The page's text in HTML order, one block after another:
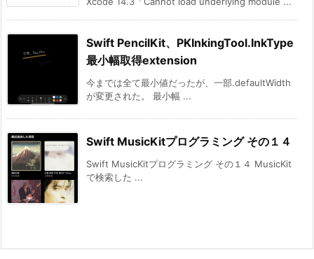
Swift PencilKit、PKInkingTool.InkType
最小幅取得extension
今までは全て最小値だったが、一部.defaultWidth
が変更された。 最小幅 ...
Swift MusicKitプログラミング その１４
Swift MusicKitプログラミング その１４ MusicKit
で検索した ...